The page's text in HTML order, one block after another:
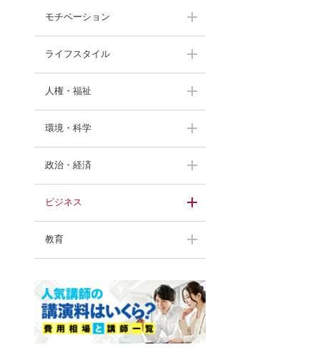
伊藤華英
大西一平
武田美保
角盈男
奥村幸治
久保田光彦
舞の海秀平
寺廻太
モチベーション
上田比呂志
渡邊洋子
渡邊洋子
北原照久
川村透
木場弘子
末木佐知
ライフスタイル
甘糟りり子
間々田佳子
山本京子
黒田英雄
長野茂
井戸美枝
人権・福祉
渡部陽一
中村勝雄
中村勝雄
鈴木ひとみ
小山朝子
環境・科学
村田佳壽子
末吉竹二郎
進藤勇治
清水国明
政治・経済
進藤勇治
藤田正美
経済スペシャリスト
ビジネス
牛窪万里子
井下田久幸
教育
石川結貴